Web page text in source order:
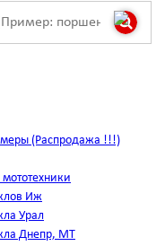
(Распродажа !!!)
Иж
Урал
Днепр, МТ